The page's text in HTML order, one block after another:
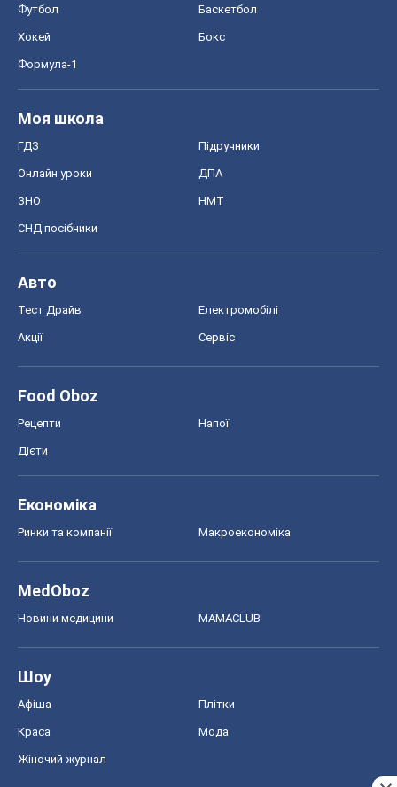
Футбол Баскетбол
Хокей Бокс
Формула-1
Моя школа
ГДЗ Підручники
Онлайн уроки ДПА
ЗНО НМТ
СНД посібники
Авто
Тест Драйв Електромобілі
Акції Сервіс
Food Oboz
Рецепти Напої
Дієти
Економіка
Ринки та компанії Макроекономіка
MedOboz
Новини медицини MAMACLUB
Шоу
Афіша Плітки
Краса Мода
Жіночий журнал